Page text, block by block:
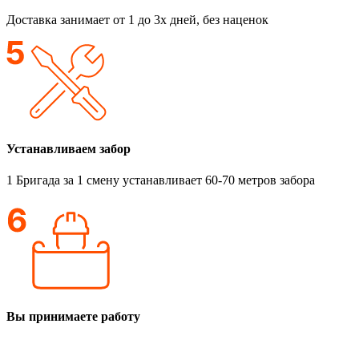
Доставка занимает от 1 до 3х дней, без наценок
Устанавливаем забор
1 Бригада за 1 смену устанавливает 60-70 метров забора
Вы принимаете работу